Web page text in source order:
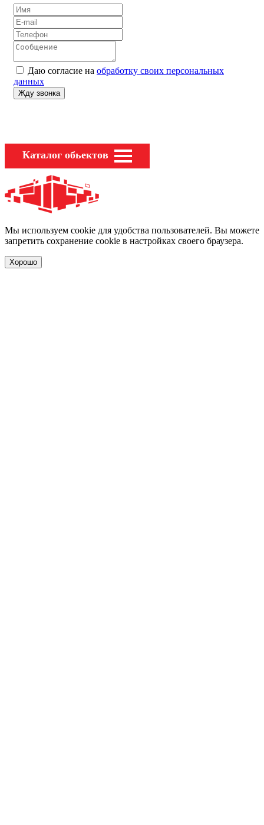
Даю согласие на обработку своих персональных
данных
Каталог обьектов
Мы используем cookie для удобства пользователей. Вы можете
запретить сохранение cookie в настройках своего браузера.
Хорошо